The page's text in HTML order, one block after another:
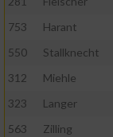
753
Harant
550
Stallknecht
312
Miehle
323
Langer
563
Zilling